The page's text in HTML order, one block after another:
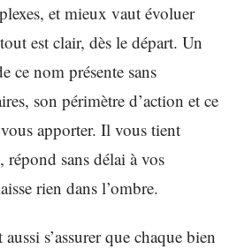
et mieux vaut évoluer
est clair, dès le départ. Un
ce nom présente sans
son périmètre d’action et ce
apporter. Il vous tient
répond sans délai à vos
rien dans l’ombre.
s’assurer que chaque bien